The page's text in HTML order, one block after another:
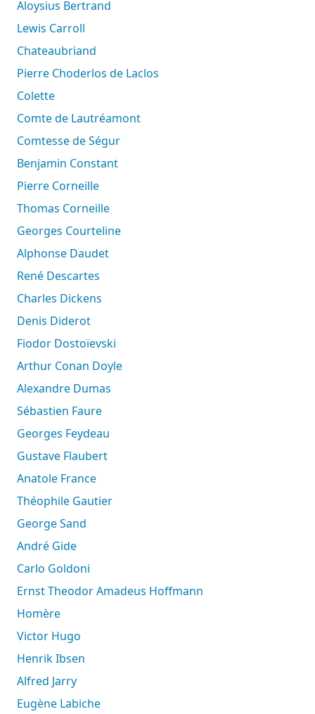
Aloysius Bertrand
Lewis Carroll
Chateaubriand
Pierre Choderlos de Laclos
Colette
Comte de Lautréamont
Comtesse de Ségur
Benjamin Constant
Pierre Corneille
Thomas Corneille
Georges Courteline
Alphonse Daudet
René Descartes
Charles Dickens
Denis Diderot
Fiodor Dostoïevski
Arthur Conan Doyle
Alexandre Dumas
Sébastien Faure
Georges Feydeau
Gustave Flaubert
Anatole France
Théophile Gautier
George Sand
André Gide
Carlo Goldoni
Ernst Theodor Amadeus Hoffmann
Homère
Victor Hugo
Henrik Ibsen
Alfred Jarry
Eugène Labiche